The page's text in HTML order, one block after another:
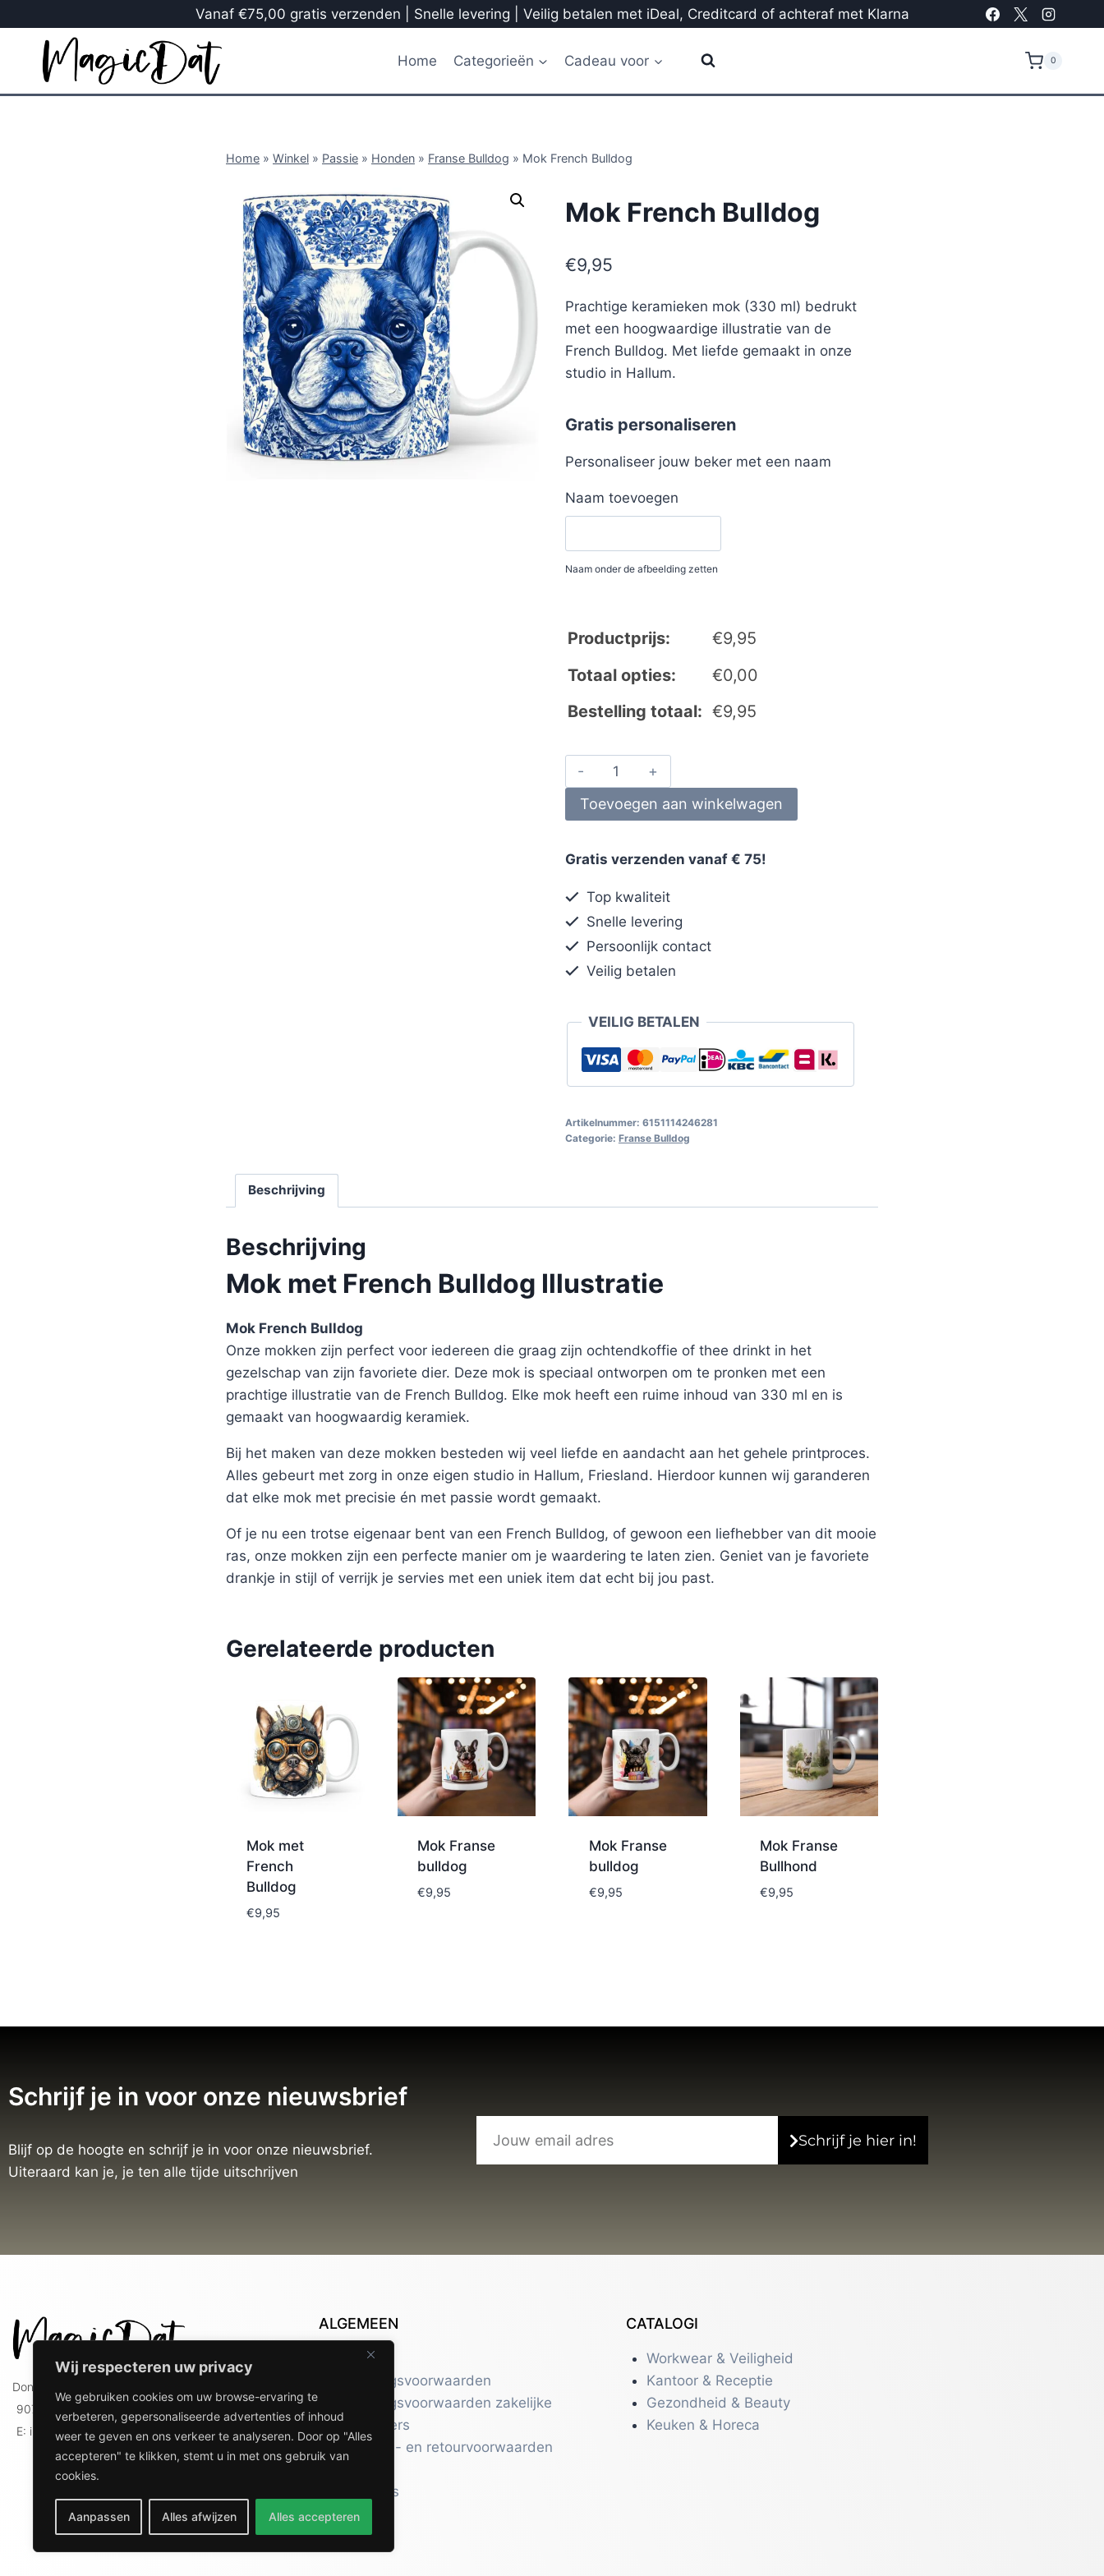
Wij respecteren uw privacy
We gebruiken cookies om uw browse-ervaring te
verbeteren, gepersonaliseerde advertenties of inhoud
weer te geven en ons verkeer te analyseren. Door op "Alles
accepteren" te klikken, stemt u in met ons gebruik van
cookies.
Aanpassen Alles afwijzen Alles accepteren
Vanaf €75,00 gratis verzenden | Snelle levering | Veilig betalen met iDeal, Creditcard of achteraf met Klarna
Home Categorieën Cadeau voor 0
Home » Winkel » Passie » Honden » Franse Bulldog » Mok French Bulldog
Mok French Bulldog
€9,95
Prachtige keramieken mok (330 ml) bedrukt
met een hoogwaardige illustratie van de
French Bulldog. Met liefde gemaakt in onze
studio in Hallum.
Gratis personaliseren
Personaliseer jouw beker met een naam
Naam toevoegen
Naam onder de afbeelding zetten
Productprijs: €9,95
Totaal opties:
€0,00
Bestelling totaal: €9,95
Toevoegen aan winkelwagen
Gratis verzenden vanaf € 75!
Top kwaliteit
Snelle levering
Persoonlijk contact
Veilig betalen
VEILIG BETALEN
Artikelnummer: 6151114246281
Categorie: Franse Bulldog
Beschrijving
Beschrijving
Mok met French Bulldog Illustratie
Mok French Bulldog
Onze mokken zijn perfect voor iedereen die graag zijn ochtendkoffie of thee drinkt in het
gezelschap van zijn favoriete dier. Deze mok is speciaal ontworpen om te pronken met een
prachtige illustratie van de French Bulldog. Elke mok heeft een ruime inhoud van 330 ml en is
gemaakt van hoogwaardig keramiek.
Bij het maken van deze mokken besteden wij veel liefde en aandacht aan het gehele printproces.
Alles gebeurt met zorg in onze eigen studio in Hallum, Friesland. Hierdoor kunnen wij garanderen
dat elke mok met precisie én met passie wordt gemaakt.
Of je nu een trotse eigenaar bent van een French Bulldog, of gewoon een liefhebber van dit mooie
ras, onze mokken zijn een perfecte manier om je waardering te laten zien. Geniet van je favoriete
drankje in stijl of verrijk je servies met een uniek item dat echt bij jou past.
Gerelateerde producten
Mok met
French
Bulldog
€9,95
Mok Franse
bulldog
€9,95
Mok Franse
bulldog
€9,95
Mok Franse
Bullhond
€9,95
Schrijf je in voor onze nieuwsbrief
Blijf op de hoogte en schrijf je in voor onze nieuwsbrief.
Uiteraard kan je, je ten alle tijde uitschrijven
Schrijf je hier in!
Doniaweg 9
9074 AE Hallum
E: info@magicdat.nl
ALGEMEEN
Contact
Leveringsvoorwaarden
Leveringsvoorwaarden zakelijke
gebruikers
Verzend- en retourvoorwaarden
Over ons
CATALOGI
Workwear & Veiligheid
Kantoor & Receptie
Gezondheid & Beauty
Keuken & Horeca